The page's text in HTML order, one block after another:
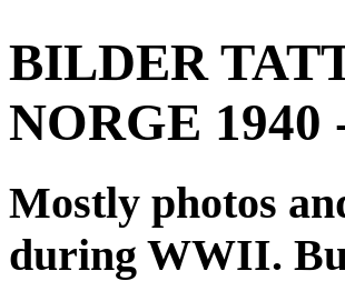
BILDER
NORGE 1940
Mostly photos
during WWII.